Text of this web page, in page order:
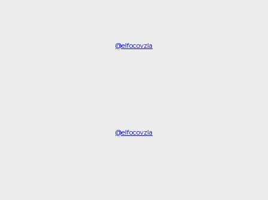
@elfocovzla
@elfocovzla